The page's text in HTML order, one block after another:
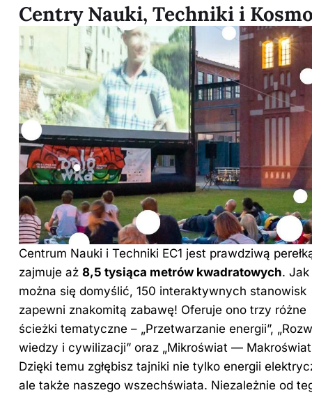
Centry Nauki, Techniki i
Centrum Nauki i Techniki EC1 jest prawdziwą
zajmuje aż 8,5 tysiąca metrów kwadratowych. Jak
można się domyślić, 150 interaktywnych stanowisk
zapewni znakomitą zabawę! Oferuje ono trzy różne
ścieżki tematyczne – „Przetwarzanie energii”,
wiedzy i cywilizacji” oraz „Mikroświat —
Dzięki temu zgłębisz tajniki nie tylko energii
ale także naszego wszechświata. Niezależnie od